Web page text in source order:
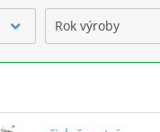
Rok výroby